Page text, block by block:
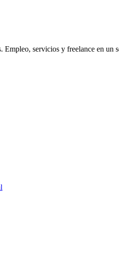
Empleo, servicios y freelance en un